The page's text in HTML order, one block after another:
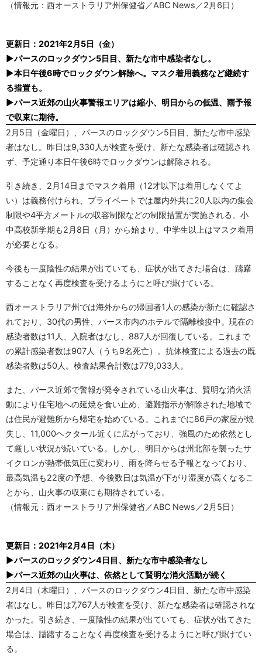
（情報元：西オーストラリア州保健省／ABC News／2月6日）
更新日：2021年2月5日（金）
▶パースのロックダウン5日目、新たな市中感染者なし。
▶本日午後6時でロックダウン解除へ。マスク着用義務など継続す
る措置も。
▶パース近郊の山火事警報エリアは縮小、明日からの低温、雨予報
で収束に期待。
2月5日（金曜日）、パースのロックダウン5日目、新たな市中感染
者はなし。昨日は9,330人が検査を受け、新たな感染者は確認され
ず、予定通り本日午後6時でロックダウンは解除される。
引き続き、2月14日までマスク着用（12才以下は着用しなくてよ
い）は義務付けられ、プライベートでは屋内外共に20人以内の集会
制限や4平方メートルの収容制限などの制限措置が実施される。小
中高校新学期も2月8日（月）から始まり、中学生以上はマスク着用
が必要となる。
今後も一度陰性の結果が出ていても、症状が出てきた場合は、躊躇
することなく再度検査を受けるようにと呼び掛けている。
西オーストラリア州では海外からの帰国者1人の感染が新たに確認さ
れており、30代の男性、パース市内のホテルで隔離検疫中。現在の
感染者数は11人、入院者はなし、887人が回復している。これまで
の累計感染者数は907人（うち9名死亡）。抗体検査による過去の既
感染者数は50人。検査結果合計数は779,033人。
また、パース近郊で警報が発令されている山火事は、賢明な消火活
動により住宅地への延焼を食い止め、避難指示が解除された地域で
は住民が避難所から帰宅を始めている。これまでに86戸の家屋が焼
失し、11,000ヘクタール近くに広がっており、強風のため依然とし
て厳しい状況が続いている。しかし、明日からは州北部を襲ったサ
イクロンが熱帯低気圧に変わり、雨を降らせる予報となっており、
最高気温も22度の予想、今後数日は気温が下がり湿度が高くなるこ
とから、山火事の収束にも期待されている。
（情報元：西オーストラリア州保健省／ABC News／2月5日）
更新日：2021年2月4日（木）
▶パースのロックダウン4日目、新たな市中感染者なし
▶パース近郊の山火事は、依然として賢明な消火活動が続く
2月4日（木曜日）、パースのロックダウン4日目、新たな市中感染
者はなし。昨日は7,767人が検査を受け、新たな感染者は確認されな
かった。引き続き、一度陰性の結果が出ていても、症状が出てきた
場合は、躊躇することなく再度検査を受けるようにと呼び掛けてい
る。